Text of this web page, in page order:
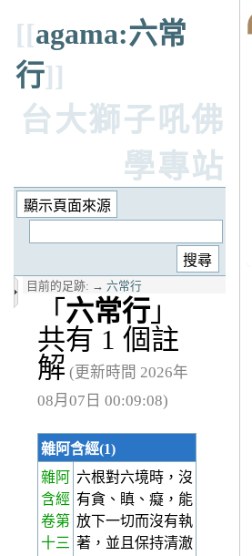
[[agama:六常
行]]
台大獅子吼佛
學專站
目前的足跡: → 六常行
「 六常行 」
共有 1 個註
解 (更新時間 2026年
08月07日 00:09:08)
雜阿含經(1)
雜阿
含經
卷第
十三
六根對六境時，沒
有貪、瞋、癡，能
放下一切而沒有執
著，並且保持清澈